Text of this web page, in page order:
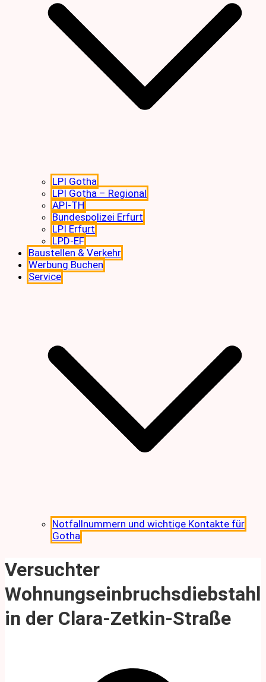
LPI Gotha
LPI Gotha – Regional
API-TH
Bundespolizei Erfurt
LPI Erfurt
LPD-EF
Baustellen & Verkehr
Werbung Buchen
Service
Notfallnummern und wichtige Kontakte für
Gotha
Versuchter
Wohnungseinbruchsdiebstahl
in der Clara-Zetkin-Straße